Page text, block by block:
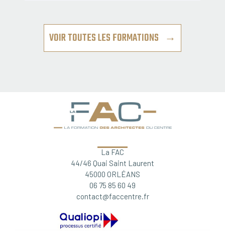
VOIR TOUTES LES FORMATIONS →
La FAC
44/46 Quai Saint Laurent
45000 ORLÉANS
06 75 85 60 49
contact@faccentre.fr